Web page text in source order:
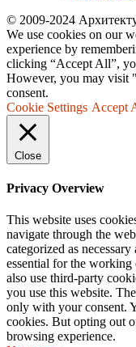
© 2009-2024
We use cookies on our
experience by
clicking “Accept All”,
However, you may visit
consent.
Cookie Settings Accept
Close
Privacy Overview
This website uses
navigate through the
categorized as
essential for the
also use third-party
you use this website.
only with your consent.
cookies. But opting out
browsing experience.